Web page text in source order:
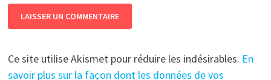
Ce site utilise Akismet pour réduire les indésirables. En
savoir plus sur la façon dont les données de vos